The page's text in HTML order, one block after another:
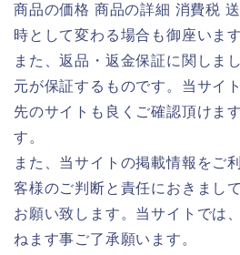
商品の価格 商品の詳細 消費税
時として変わる場合も御座います
また、返品・返金保証に関しま
元が保証するものです。当サイ
先のサイトも良くご確認頂けま
す。
また、当サイトの掲載情報をご
客様のご判断と責任におきまし
お願い致します。当サイトでは
ねます事ご了承願います。